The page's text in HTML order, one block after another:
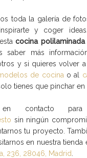
toda la galería de
y coger
cocina
saber más
y si quieres volver
de cocina o al
tienes que pinchar en
en contacto
sin ningún
tu proyecto.
en nuestra tienda
236, 28046, Madrid